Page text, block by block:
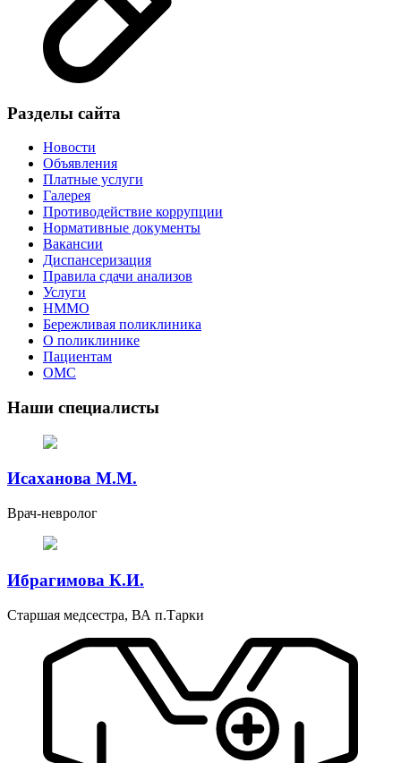
Разделы сайта
Новости
Объявления
Платные услуги
Галерея
Противодействие коррупции
Нормативные документы
Вакансии
Диспансеризация
Правила сдачи анализов
Услуги
НММО
Бережливая поликлиника
О поликлинике
Пациентам
ОМС
Наши специалисты
Исаханова М.М.
Врач-невролог
Ибрагимова К.И.
Старшая медсестра, ВА п.Тарки